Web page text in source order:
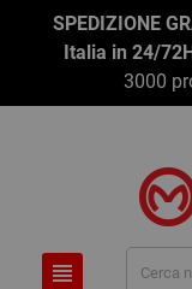
SPEDIZIONE
Italia in 24/
3000
view_headline